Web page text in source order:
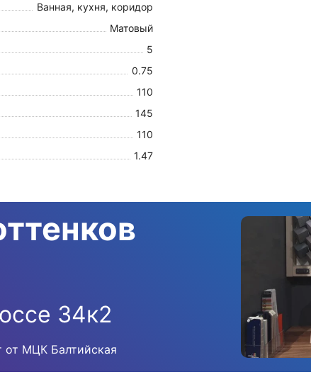
Ванная, кухня, коридор
Матовый
5
0.75
110
145
110
1.47
34к2
от МЦК Балтийская